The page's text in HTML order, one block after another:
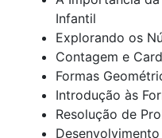
Infantil
Explorando os
Contagem e
Formas
Introdução às
Resolução de